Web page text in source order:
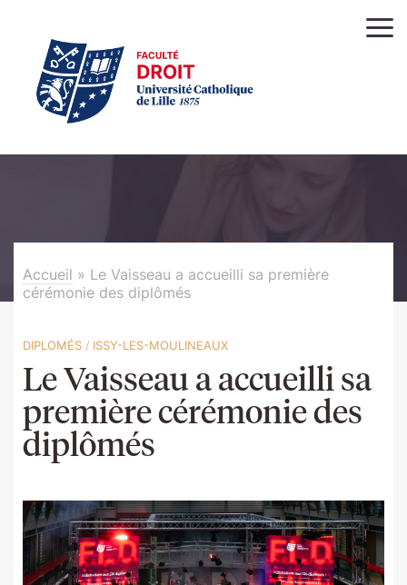
Accueil » Le Vaisseau a accueilli sa première
cérémonie des diplômés
DIPLOMÉS / ISSY-LES-MOULINEAUX
Le Vaisseau a accueilli sa
première cérémonie des
diplômés